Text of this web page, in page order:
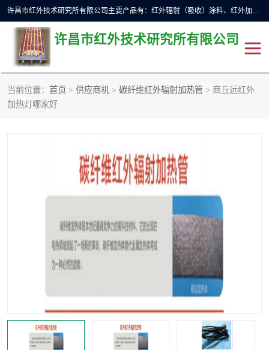
许昌市红外技术研究所有限公司主要产品有：红外辐射（吸收）涂料、红外加热元件、红外辐射加热模块（板）、红外辐射加热炉（箱）、快速红外辐射加热器、系列高端红外加热实验设备、系列红外加热控制器等。
许昌市红外技术研究所有限公司
当前位置： 首页 > 供应商机 > 碳纤维红外辐射加热管 > 商丘远红外
加热灯哪家好
红外加热设备
红外辐射加热模块 定制红外加热实验设备
红外辐射吸收涂料
高端红外加热实验设备 电工电气
高温涂料 红外加热控制器
热环境试验设备
红外辐射表面材料 定波长红外辐射加热器
快速红外辐射聚焦炉 烤箱烘箱